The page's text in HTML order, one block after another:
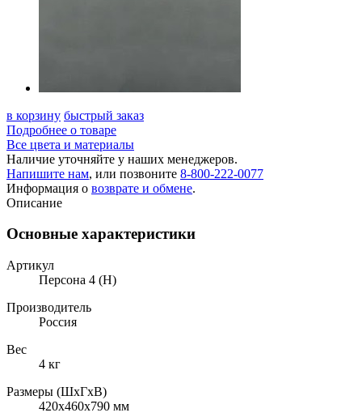
в корзину быстрый заказ
Подробнее о товаре
Все цвета и материалы
Наличие уточняйте у наших менеджеров.
Напишите нам, или позвоните 8-800-222-0077
Информация о возврате и обмене.
Описание
Основные характеристики
Артикул
Персона 4 (Н)
Производитель
Россия
Вес
4 кг
Размеры (ШхГхВ)
420x460x790 мм